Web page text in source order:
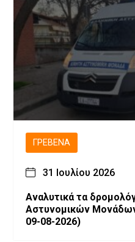
ΓΡΕΒΕΝΆ
31 Ιουλίου 2026
Αναλυτικά τα
Αστυνομικών Μονάδων (από 03-07-2026
09-08-2026)